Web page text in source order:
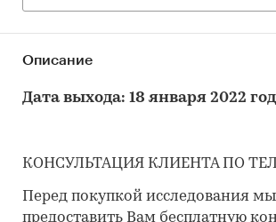
Описание
Дата выхода: 18 января 2022
КОНСУЛЬТАЦИЯ КЛИЕНТА ПО
Перед покупкой исследования
предоставить Вам бесплатную